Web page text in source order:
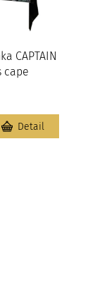
CAPTAIN
cape
Detail